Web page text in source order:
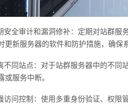
安全审计和漏洞修补：定期对站群服
更新服务器的软件和防护措施，确保
不同站点：对于站群服务器中的不同
或服务中断。
访问控制：使用多重身份验证、权限